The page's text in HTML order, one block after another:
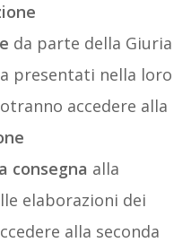
da parte della Giuria
presentati nella loro
accedere alla
consegna alla
elaborazioni dei
alla seconda